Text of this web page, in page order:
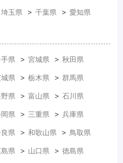
埼玉県 千葉県 愛知県
県 宮城県 秋田県
県 栃木県 群馬県
県 富山県 石川県
県 三重県 兵庫県
県 和歌山県 鳥取県
県 山口県 徳島県